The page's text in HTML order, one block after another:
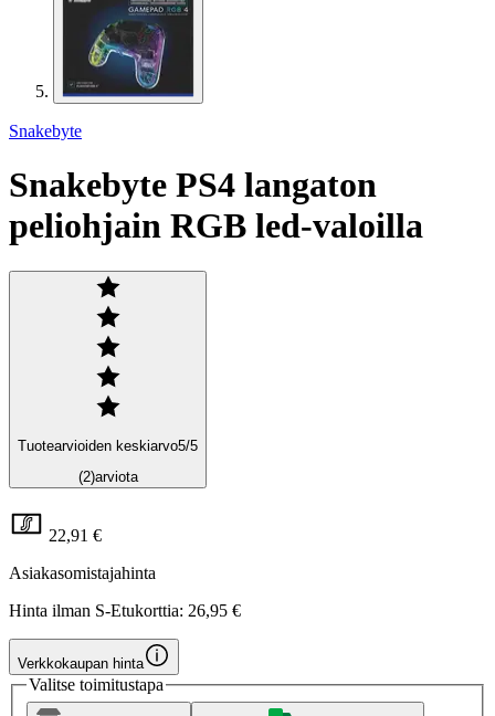
Snakebyte
Snakebyte PS4 langaton
peliohjain RGB led-valoilla
Tuotearvioiden keskiarvo5/5
(2)arviota
22,91 €
Asiakasomistajahinta
Hinta ilman S-Etukorttia: 26,95 €
Verkkokaupan hinta
Valitse toimitustapa